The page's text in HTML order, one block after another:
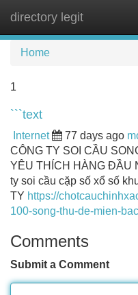
directory legit
Home
1
```text
Internet 77 days ago
CÔNG TY SOI CẦU
YÊU THÍCH HÀNG ĐẦU
ty soi cầu cặp số xổ số
TY https://
100-song-thu-de-mien-
Comments
Submit a Comment